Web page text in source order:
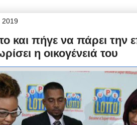
2019
και πήγε να πάρει την
η οικογένειά του